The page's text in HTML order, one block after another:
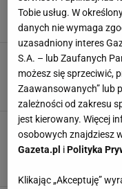
CUKIER
przepis.
CIASTO
Barszcz
specjał
zostaje
Tobie usług. W
danych nie wymaga
uzasadniony interes
S.A. – lub Zaufanych
możesz się sprzeciwić,
Zaawansowanych” lub
zależności od zakresu
jest kierowany. Więcej
osobowych znajdziesz
Gazeta.pl iPolityka
Klikając „Akceptuję”